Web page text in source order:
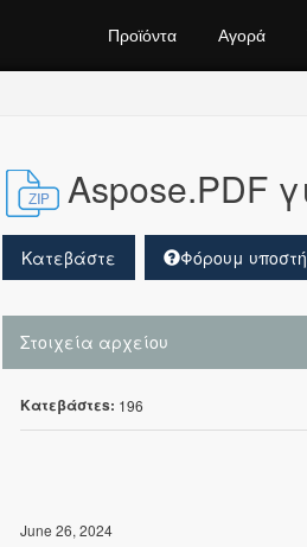
Προϊόντα Αγορά
Aspose.PDF
Κατεβάστε Φόρουμ
Στοιχεία αρχείου
Κατεβάστεs: 196
June 26, 2024